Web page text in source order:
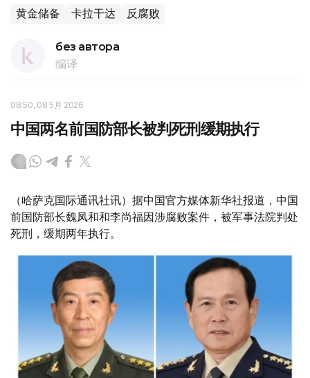
黄金储备 卡拉干达 反腐败
без автора
编译
08:50, 08 5月 2026
中国两名前国防部长被判死刑缓期执行
（哈萨克国际通讯社讯）据中国官方媒体新华社报道，中国
前国防部长魏凤和和李尚福因涉腐败案件，被军事法院判处
死刑，缓期两年执行。